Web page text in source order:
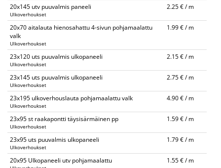
20x145 utv puuvalmis paneeli
Ulkoverhoukset
2.25 € / m
20x70 aitalauta hienosahattu 4-sivun pohjamaalattu
valk
Ulkoverhoukset
1.99 € / m
23x120 uts puuvalmis ulkopaneeli
Ulkoverhoukset
2.15 € / m
23x145 uts puuvalmis ulkopaneeli
Ulkoverhoukset
2.75 € / m
23x195 ulkoverhouslauta pohjamaalattu valk
Ulkoverhoukset
4.90 € / m
23x95 st raakapontti täysisärmäinen pp
Ulkoverhoukset
1.59 € / m
23x95 uts puuvalmis ulkopaneeli
Ulkoverhoukset
1.79 € / m
20x95 Ulkopaneeli utv pohjamaalattu 1.55 € / m